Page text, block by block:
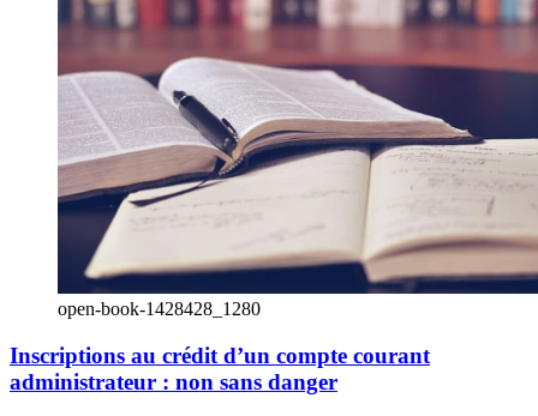
open-book-1428428_1280
Inscriptions au crédit d’un compte courant
administrateur : non sans danger